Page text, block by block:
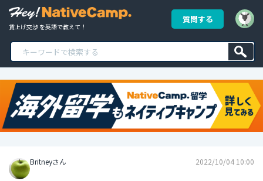
賃上げ交渉 を英語で教えて！
質問する
Britneyさん 2022/10/04 10:00